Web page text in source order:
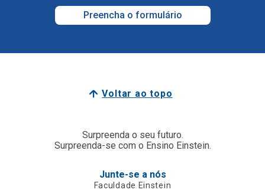
Preencha o formulário
Voltar ao topo
Surpreenda o seu futuro.
Surpreenda-se com o Ensino Einstein.
Junte-se a nós
Faculdade Einstein